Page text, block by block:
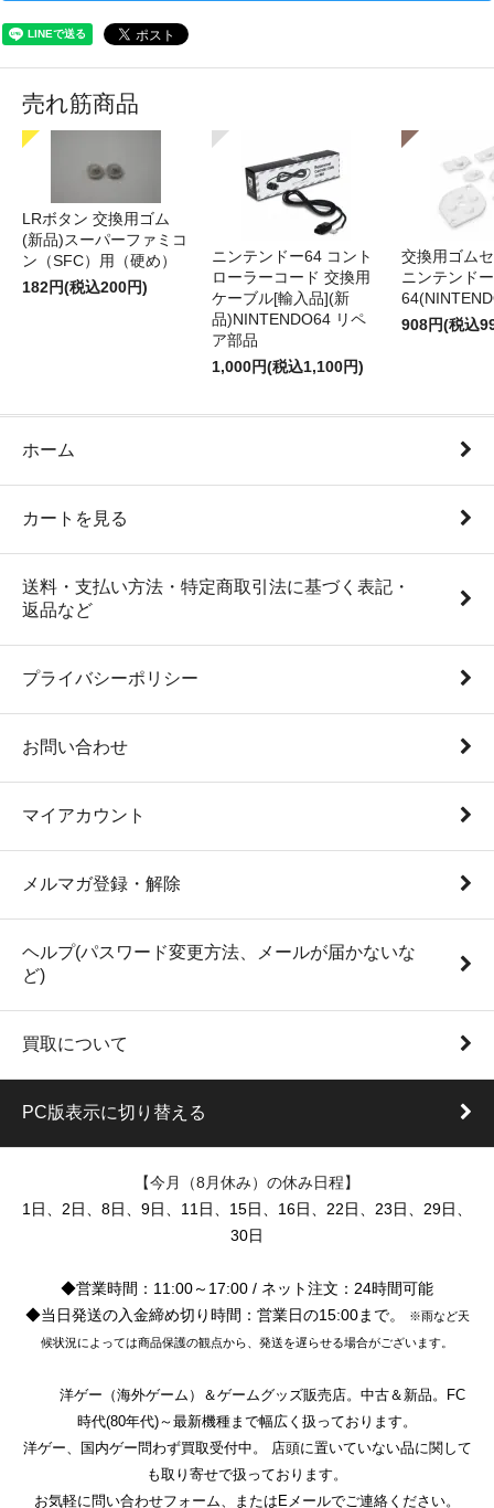
売れ筋商品
LRボタン 交換用ゴム
(新品)スーパーファミコ
ン（SFC）用（硬め）
182円(税込200円)
ニンテンドー64 コント
ローラーコード 交換用
ケーブル[輸入品](新
品)NINTENDO64 リペ
ア部品
1,000円(税込1,100円)
交換用ゴム
ニンテンドー
908円(税込
ホーム
カートを見る
送料・支払い方法・特定商取引法に基づく表記・
返品など
プライバシーポリシー
お問い合わせ
マイアカウント
メルマガ登録・解除
ヘルプ(パスワード変更方法、メールが届かないな
ど)
買取について
PC版表示に切り替える
【今月（8月休み）の休み日程】
1日、2日、8日、9日、11日、15日、16日、22日、23日、29日、
30日
◆営業時間：11:00～17:00 / ネット注文：24時間可能
◆当日発送の入金締め切り時間：営業日の15:00まで。
※雨など天
候状況によっては商品保護の観点から、発送を遅らせる場合がございます。
洋ゲー（海外ゲーム）＆ゲームグッズ販売店。中古＆新品。FC
時代(80年代)～最新機種まで幅広く扱っております。
洋ゲー、国内ゲー問わず買取受付中。 店頭に置いていない品に関して
も取り寄せで扱っております。
お気軽に問い合わせフォーム、またはEメールでご連絡ください。